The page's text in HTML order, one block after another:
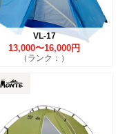
VL-17
13,000〜16,000円
（ランク：）